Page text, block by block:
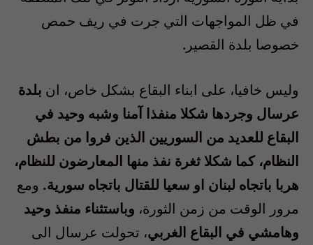
في ظل المواجهات التي جرت في ريف حمص
خصوصا بلدة القصير.
وليس خافيا، على ابناء البقاع بشكل خاص، ان بلدة
عرسال وجردها شكلا منفذا آمنا وشبه وحيد في
البقاع للعديد من السوريين الذين فروا من بطش
النظام، كما شكلا ثغرة نفذ منها المعارضون للنظام،
هربا باتجاه لبنان او سعيا للقتال باتجاه سورية. ومع
مرور الوقت من زمن الثورة، وباستثناء منفذ وحيد
وهامشي في البقاع الغربي، تحولت عرسال الى